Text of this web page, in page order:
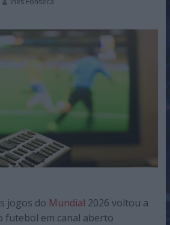
jogos do Mundial 2026 voltou a
futebol em canal aberto